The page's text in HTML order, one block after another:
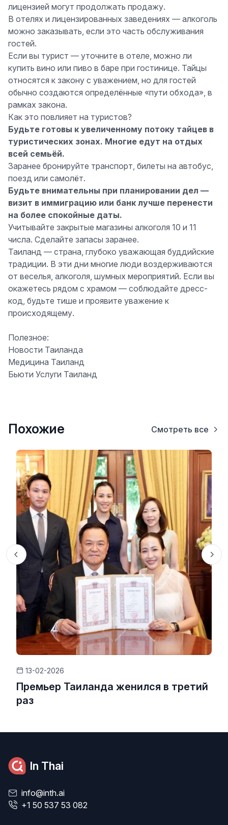
лицензией могут продолжать продажу.
В отелях и лицензированных заведениях — алкоголь
можно заказывать, если это часть обслуживания
гостей.
Если вы турист — уточните в отеле, можно ли
купить вино или пиво в баре при гостинице. Тайцы
относятся к закону с уважением, но для гостей
обычно создаются определённые «пути обхода», в
рамках закона.
Как это повлияет на туристов?
Будьте готовы к увеличенному потоку тайцев в
туристических зонах. Многие едут на отдых
всей семьёй.
Заранее бронируйте транспорт, билеты на автобус,
поезд или самолёт.
Будьте внимательны при планировании дел —
визит в иммиграцию или банк лучше перенести
на более спокойные даты.
Учитывайте закрытые магазины алкоголя 10 и 11
числа. Сделайте запасы заранее.
Таиланд — страна, глубоко уважающая буддийские
традиции. В эти дни многие люди воздерживаются
от веселья, алкоголя, шумных мероприятий. Если вы
окажетесь рядом с храмом — соблюдайте дресс-
код, будьте тише и проявите уважение к
происходящему.
Полезное:
Новости Таиланда
Медицина Таиланд
Бьюти Услуги Таиланд
Похожие Смотреть все
13-02-2026
Премьер Таиланда женился в третий
раз
In Thai
info@inth.ai
+1 50 537 53 082